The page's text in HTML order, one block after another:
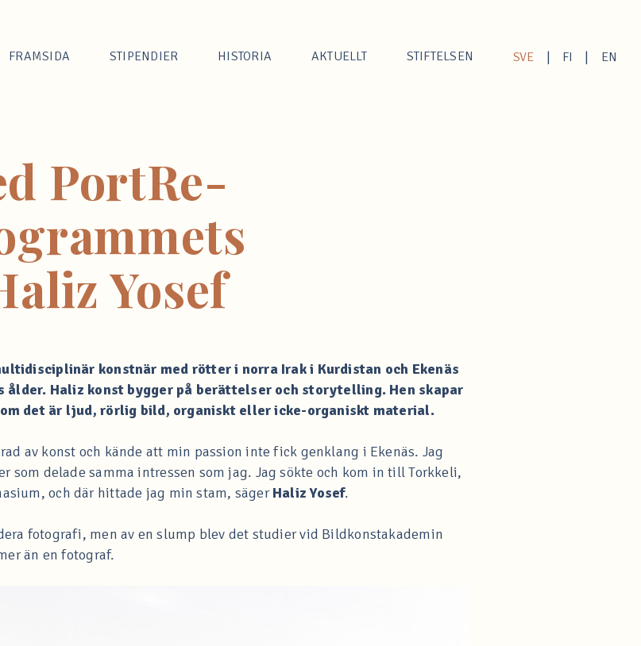
FRAMSIDA STIPENDIER HISTORIA AKTUELLT STIFTELSEN SVE | FI | EN
PortRe-
Yosef
konstnär med rötter i norra Irak i Kurdistan och Ekenäs
Haliz konst bygger på berättelser och storytelling. Hen skapar
det är ljud, rörlig bild, organiskt eller icke-organiskt material.
av konst och kände att min passion inte fick genklang i Ekenäs. Jag
som delade samma intressen som jag. Jag sökte och kom in till Torkkeli,
och där hittade jag min stam, sägerHaliz Yosef.
fotografi, men av en slump blev det studier vid Bildkonstakademin
än en fotograf.